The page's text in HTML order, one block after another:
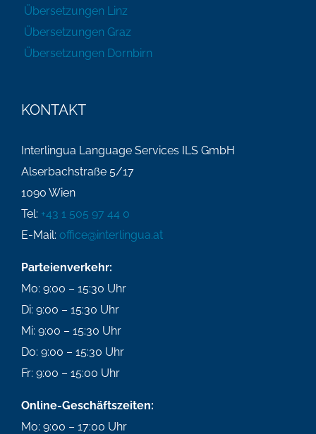
Übersetzungen Linz
Übersetzungen Graz
Übersetzungen Dornbirn
KONTAKT
Interlingua Language Services ILS GmbH
Alserbachstraße 5/17
1090 Wien
Tel: +43 1 505 97 44 0
E-Mail: office@interlingua.at
Parteienverkehr:
Mo: 9:00 – 15:30 Uhr
Di: 9:00 – 15:30 Uhr
Mi: 9:00 – 15:30 Uhr
Do: 9:00 – 15:30 Uhr
Fr: 9:00 – 15:00 Uhr
Online-Geschäftszeiten:
Mo: 9:00 – 17:00 Uhr